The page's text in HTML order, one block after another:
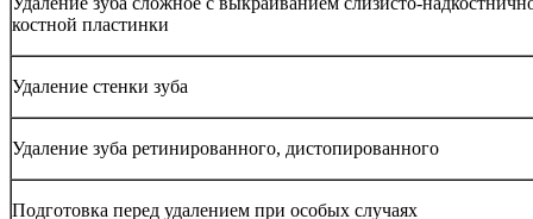
костной пластинки
Удаление стенки зуба
Удаление зуба ретинированного, дистопированного
Подготовка перед удалением при особых случаях